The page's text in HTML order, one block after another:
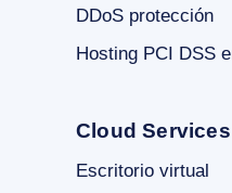
DDoS protección
Hosting PCI DSS
Cloud
Escritorio virtual